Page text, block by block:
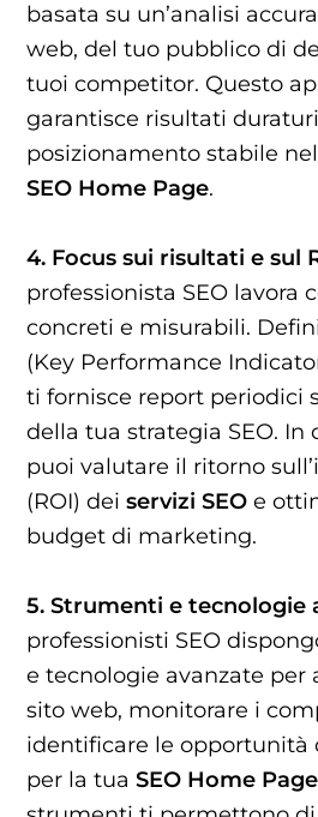
basata su un’analisi
web, del tuo pubblico di
tuoi competitor. Questo
garantisce risultati
posizionamento stabile
SEO Home Page.
4. Focus sui risultati e sul
professionista SEO lavora
concreti e misurabili.
(Key Performance
ti fornisce report periodici
della tua strategia SEO. In
puoi valutare il ritorno
(ROI) deiservizi SEO e
budget di marketing.
5. Strumenti e tecnologie
professionisti SEO
e tecnologie avanzate per
sito web, monitorare i
identificare le
per la tuaSEO Home Page